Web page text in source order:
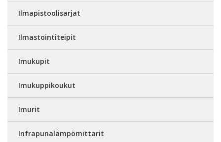
Ilmapistoolisarjat
Ilmastointiteipit
Imukupit
Imukuppikoukut
Imurit
Infrapunalämpömittarit